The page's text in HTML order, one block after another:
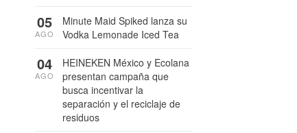
Minute Maid Spiked lanza su
Vodka Lemonade Iced Tea
05
AGO
HEINEKEN México y Ecolana
presentan campaña que
busca incentivar la
separación y el reciclaje de
residuos
04
AGO